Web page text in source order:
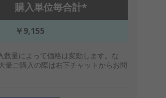
購入単位毎合計*
￥9,155
量によって価格は変動します。な
量ご購入の際は右下チャットからお問